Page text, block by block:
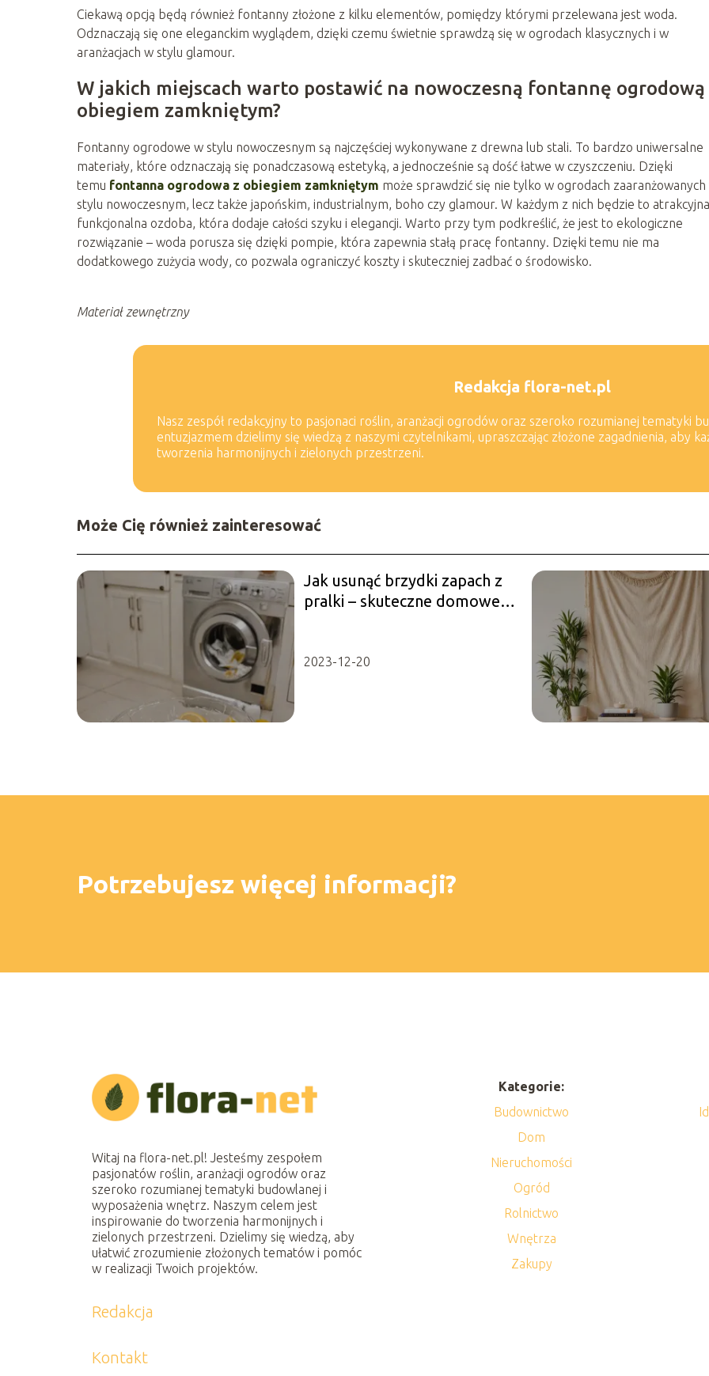
Ciekawą opcją będą również fontanny złożone z kilku elementów, pomiędzy którymi przelewana jest woda.
Odznaczają się one eleganckim wyglądem, dzięki czemu świetnie sprawdzą się w ogrodach klasycznych i w
aranżacjach w stylu glamour.
W jakich miejscach warto postawić na nowoczesną fontannę ogrodową
obiegiem zamkniętym?
Fontanny ogrodowe w stylu nowoczesnym są najczęściej wykonywane z drewna lub stali. To bardzo uniwersalne
materiały, które odznaczają się ponadczasową estetyką, a jednocześnie są dość łatwe w czyszczeniu. Dzięki
temu fontanna ogrodowa z obiegiem zamkniętym może sprawdzić się nie tylko w ogrodach zaaranżowanych
stylu nowoczesnym, lecz także japońskim, industrialnym, boho czy glamour. W każdym z nich będzie to
funkcjonalna ozdoba, która dodaje całości szyku i elegancji. Warto przy tym podkreślić, że jest to ekologiczne
rozwiązanie – woda porusza się dzięki pompie, która zapewnia stałą pracę fontanny. Dzięki temu nie ma
dodatkowego zużycia wody, co pozwala ograniczyć koszty i skuteczniej zadbać o środowisko.
Materiał zewnętrzny
Redakcja flora-net.pl
Nasz zespół redakcyjny to pasjonaci roślin, aranżacji ogrodów oraz szeroko rozumianej tematyki
entuzjazmem dzielimy się wiedzą z naszymi czytelnikami, upraszczając złożone zagadnienia, aby
tworzenia harmonijnych i zielonych przestrzeni.
Może Cię również zainteresować
Jak usunąć brzydki zapach z
pralki – skuteczne domowe
2023-12-20
Potrzebujesz więcej informacji?
Witaj na flora-net.pl! Jesteśmy zespołem
pasjonatów roślin, aranżacji ogrodów oraz
szeroko rozumianej tematyki budowlanej i
wyposażenia wnętrz. Naszym celem jest
inspirowanie do tworzenia harmonijnych i
zielonych przestrzeni. Dzielimy się wiedzą, aby
ułatwić zrozumienie złożonych tematów i pomóc
w realizacji Twoich projektów.
Redakcja
Kontakt
Kategorie:
Budownictwo
Dom
Nieruchomości
Ogród
Rolnictwo
Wnętrza
Zakupy